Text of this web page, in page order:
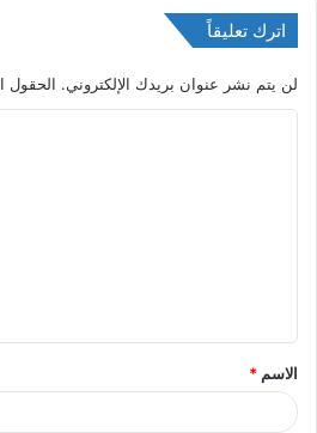
اترك تعليقاً
لن يتم نشر عنوان بريدك الإلكتروني. الحقول
ق
*
الاسم *